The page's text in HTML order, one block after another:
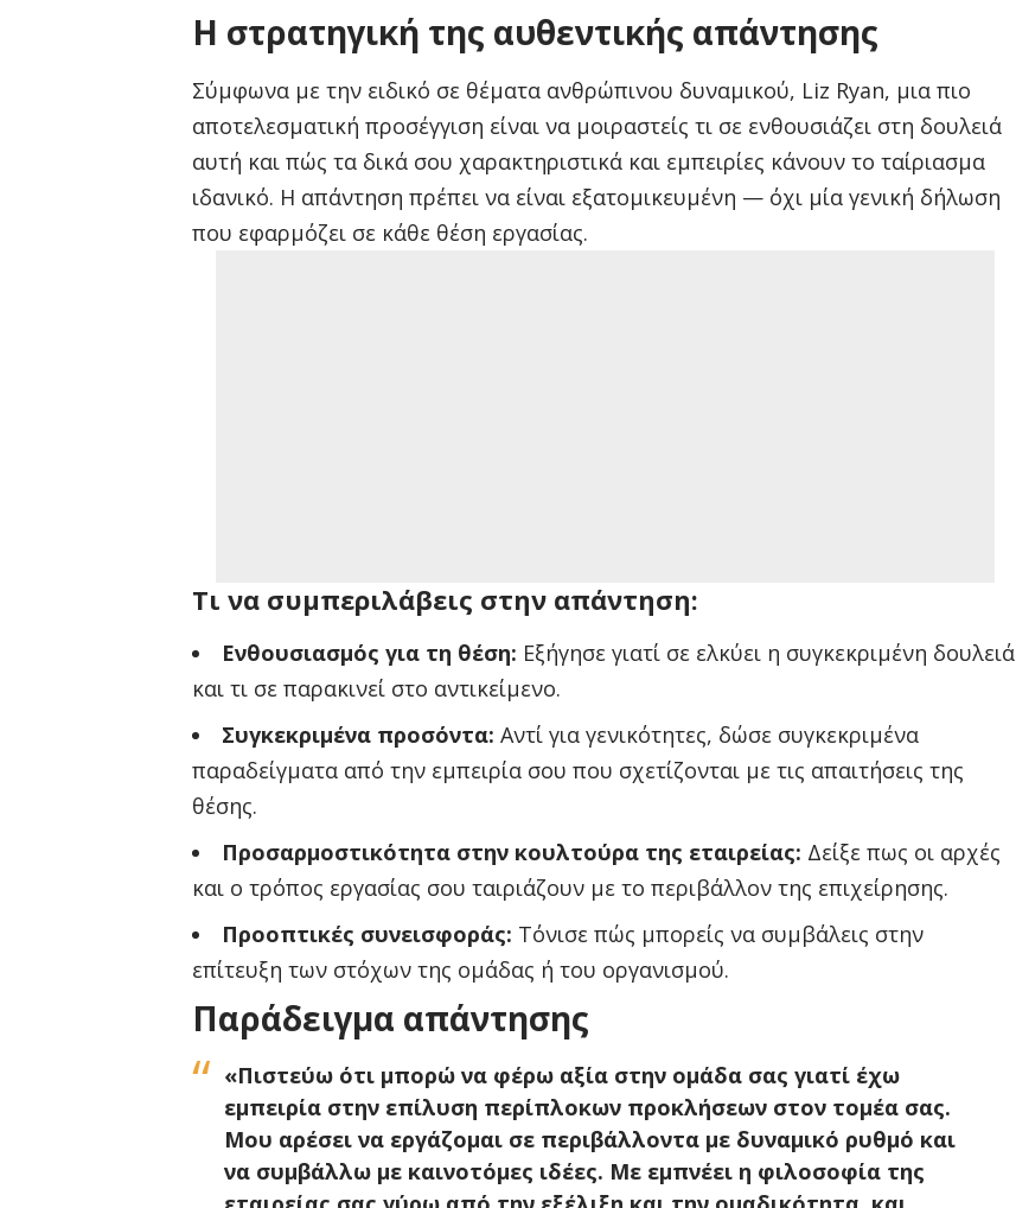
Η στρατηγική της αυθεντικής απάντησης
Σύμφωνα με την ειδικό σε θέματα ανθρώπινου δυναμικού, Liz Ryan, μια πιο
αποτελεσματική προσέγγιση είναι να μοιραστείς τι σε ενθουσιάζει στη δουλειά
αυτή και πώς τα δικά σου χαρακτηριστικά και εμπειρίες κάνουν το ταίριασμα
ιδανικό. Η απάντηση πρέπει να είναι εξατομικευμένη — όχι μία γενική δήλωση
που εφαρμόζει σε κάθε θέση εργασίας.
Τι να συμπεριλάβεις στην απάντηση:
Ενθουσιασμός για τη θέση: Εξήγησε γιατί σε ελκύει η συγκεκριμένη δουλειά
και τι σε παρακινεί στο αντικείμενο.
Συγκεκριμένα προσόντα: Αντί για γενικότητες, δώσε συγκεκριμένα
παραδείγματα από την εμπειρία σου που σχετίζονται με τις απαιτήσεις της
θέσης.
Προσαρμοστικότητα στην κουλτούρα της εταιρείας: Δείξε πως οι αρχές
και ο τρόπος εργασίας σου ταιριάζουν με το περιβάλλον της επιχείρησης.
Προοπτικές συνεισφοράς: Τόνισε πώς μπορείς να συμβάλεις στην
επίτευξη των στόχων της ομάδας ή του οργανισμού.
Παράδειγμα απάντησης
«Πιστεύω ότι μπορώ να φέρω αξία στην ομάδα σας γιατί έχω
εμπειρία στην επίλυση περίπλοκων προκλήσεων στον τομέα σας.
Μου αρέσει να εργάζομαι σε περιβάλλοντα με δυναμικό ρυθμό και
να συμβάλλω με καινοτόμες ιδέες. Με εμπνέει η φιλοσοφία της